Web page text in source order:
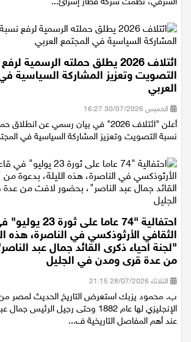
ائتلاف 2026 يطلق حملته الرسمية
التصويت وتعزيز المشاركة السياسية
العربي
الخميس 30/07/2026 16:27
أعلن "ائتلاف 2026" في بيان رسمي عن
نسبة التصويت وتعزيز المشاركة السياسية في
احتفالية "74 عاما
الثقافي الأرثوذكسي في الناصرة، هذه
"لجنة احياء ذكرى القائد جمال عبد
من عدة قرى ومدن في الجليل
الثلاثاء 28/07/2026 21:15
ب. محمود يزبك استعرض التاريخ الحديث لمصر من
الإنجليزي لها عام 1882 وحتى رجيل
عند أهم المفاصل التاريخية ف...